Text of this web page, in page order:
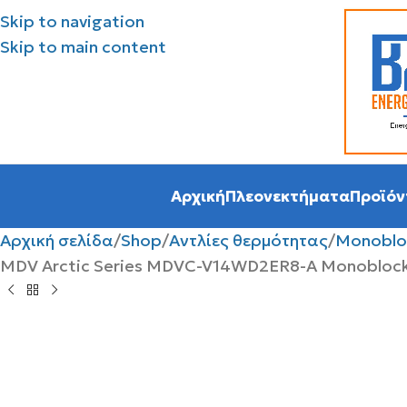
Skip to navigation
Skip to main content
ΑρχικήΠλεονεκτήματα
Αρχική σελίδα Shop Αντλίες θερμότητας
MDV Arctic Series MDVC-V14WD2ER8-A